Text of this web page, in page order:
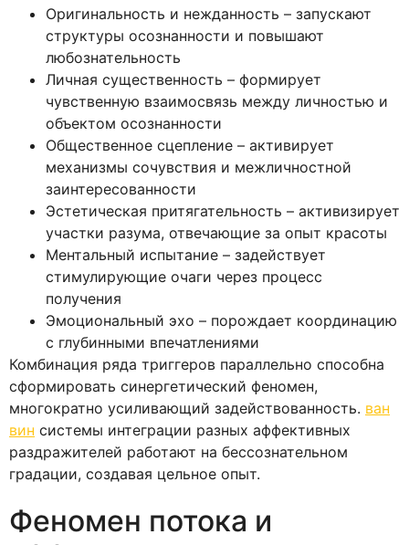
Оригинальность и нежданность – запускают
структуры осознанности и повышают
любознательность
Личная существенность – формирует
чувственную взаимосвязь между личностью и
объектом осознанности
Общественное сцепление – активирует
механизмы сочувствия и межличностной
заинтересованности
Эстетическая притягательность – активизирует
участки разума, отвечающие за опыт красоты
Ментальный испытание – задействует
стимулирующие очаги через процесс
получения
Эмоциональный эхо – порождает координацию
с глубинными впечатлениями
Комбинация ряда триггеров параллельно способна
сформировать синергетический феномен,
многократно усиливающий задействованность. ван
вин системы интеграции разных аффективных
раздражителей работают на бессознательном
градации, создавая цельное опыт.
Феномен потока и